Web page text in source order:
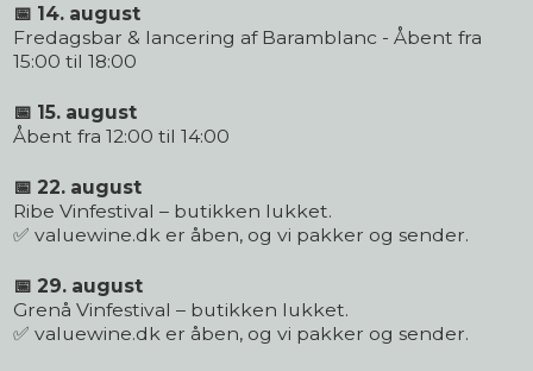
📅 14. august
Fredagsbar & lancering af Baramblanc - Åbent fra
15:00 til 18:00
📅 15. august
Åbent fra 12:00 til 14:00
📅 22. august
Ribe Vinfestival – butikken lukket.
✅ valuewine.dk er åben, og vi pakker og sender.
📅 29. august
Grenå Vinfestival – butikken lukket.
✅ valuewine.dk er åben, og vi pakker og sender.